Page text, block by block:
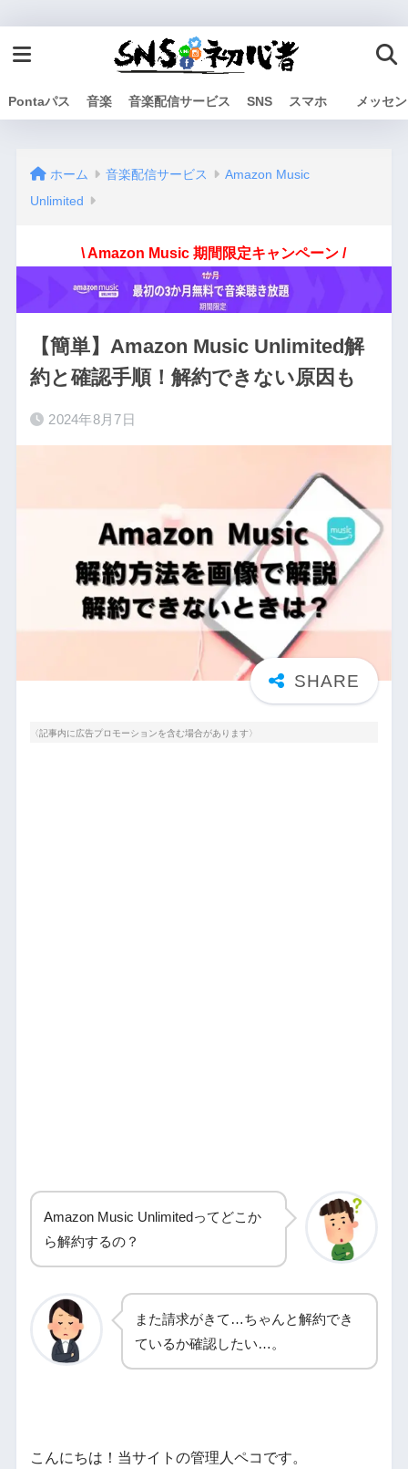
Pontaパス 音楽 音楽配信サービス SNS スマホ メッセ
ホーム 音楽配信サービス
Amazon Music
Unlimited
\ Amazon Music 期間限定キャンペーン /
【簡単】Amazon Music Unlimited解
約と確認手順！解約できない原因も
2024年8月7日
〈記事内に広告プロモーションを含む場合があります〉
Amazon Music Unlimitedってどこか
ら解約するの？
また請求がきて…ちゃんと解約でき
ているか確認したい…。
こんにちは！当サイトの管理人ペコです。